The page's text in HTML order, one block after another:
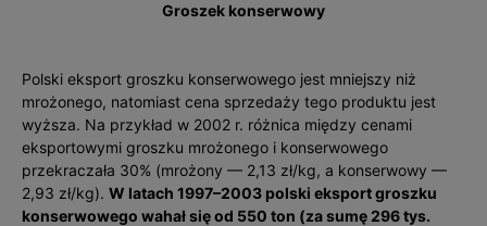
Groszek konserwowy
Polski eksport groszku konserwowego jest mniejszy niż
mrożonego, natomiast cena sprzedaży tego produktu jest
wyższa. Na przykład w 2002 r. różnica między cenami
eksportowymi groszku mrożonego i konserwowego
przekraczała 30% (mrożony — 2,13 zł/kg, a konserwowy —
2,93 zł/kg). W latach 1997–2003 polski eksport groszku
konserwowego wahał się od 550 ton (za sumę 296 tys.